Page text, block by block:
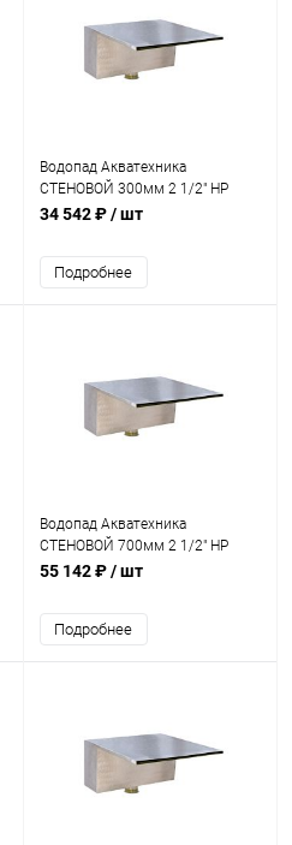
Водопад Акватехника
СТЕНОВОЙ 300мм 2 1/2" НР
(стена) (AT01.17)
34 542 ₽/ шт
Подробнее
Водопад Акватехника
СТЕНОВОЙ 700мм 2 1/2" НР
(стена) (AT01.45)
55 142 ₽/ шт
Подробнее